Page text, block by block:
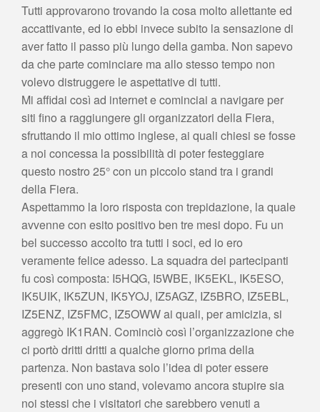
Tutti approvarono trovando la cosa molto allettante ed
accattivante, ed io ebbi invece subito la sensazione di
aver fatto il passo più lungo della gamba. Non sapevo
da che parte cominciare ma allo stesso tempo non
volevo distruggere le aspettative di tutti.
Mi affidai così ad internet e cominciai a navigare per
siti fino a raggiungere gli organizzatori della Fiera,
sfruttando il mio ottimo inglese, ai quali chiesi se fosse
a noi concessa la possibilità di poter festeggiare
questo nostro 25° con un piccolo stand tra i grandi
della Fiera.
Aspettammo la loro risposta con trepidazione, la quale
avvenne con esito positivo ben tre mesi dopo. Fu un
bel successo accolto tra tutti i soci, ed io ero
veramente felice adesso. La squadra dei partecipanti
fu così composta: I5HQG, I5WBE, IK5EKL, IK5ESO,
IK5UIK, IK5ZUN, IK5YOJ, IZ5AGZ, IZ5BRO, IZ5EBL,
IZ5ENZ, IZ5FMC, IZ5OWW ai quali, per amicizia, si
aggregò IK1RAN. Cominciò così l’organizzazione che
ci portò dritti dritti a qualche giorno prima della
partenza. Non bastava solo l’idea di poter essere
presenti con uno stand, volevamo ancora stupire sia
noi stessi che i visitatori che sarebbero venuti a